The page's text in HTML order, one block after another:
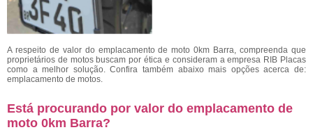
A respeito de valor do emplacamento de moto 0km Barra, compreenda que
proprietários de motos buscam por ética e consideram a empresa RIB Placas
como a melhor solução. Confira também abaixo mais opções acerca de:
emplacamento de motos.
Está procurando por valor do emplacamento de
moto 0km Barra?